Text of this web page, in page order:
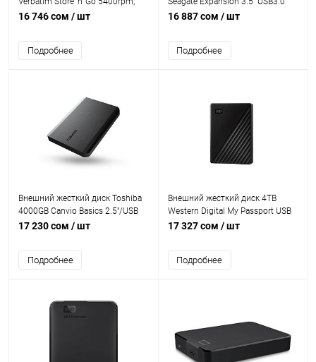
from 8MB, USB 3.0 [VER-53223]
16 746 сом / шт
Подробнее
[STKP4000400]
16 887 сом / шт
Подробнее
Внешний жесткий диск Toshiba
4000GB Canvio Basics 2.5"/USB
3.0 [HDTB540EK3CA]
17 230 сом / шт
Подробнее
Внешний жесткий диск 4TB
Western Digital My Passport USB
3.2 [WDBPKJ0040BBK-WESN]
17 327 сом / шт
Подробнее